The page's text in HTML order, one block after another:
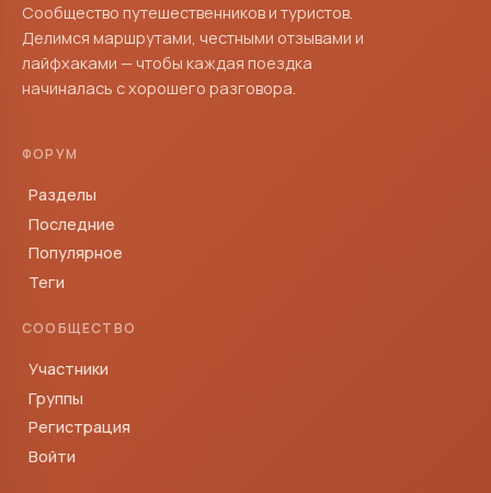
Сообщество путешественников и туристов.
Делимся маршрутами, честными отзывами и
лайфхаками — чтобы каждая поездка
начиналась с хорошего разговора.
ФОРУМ
Разделы
Последние
Популярное
Теги
СООБЩЕСТВО
Участники
Группы
Регистрация
Войти